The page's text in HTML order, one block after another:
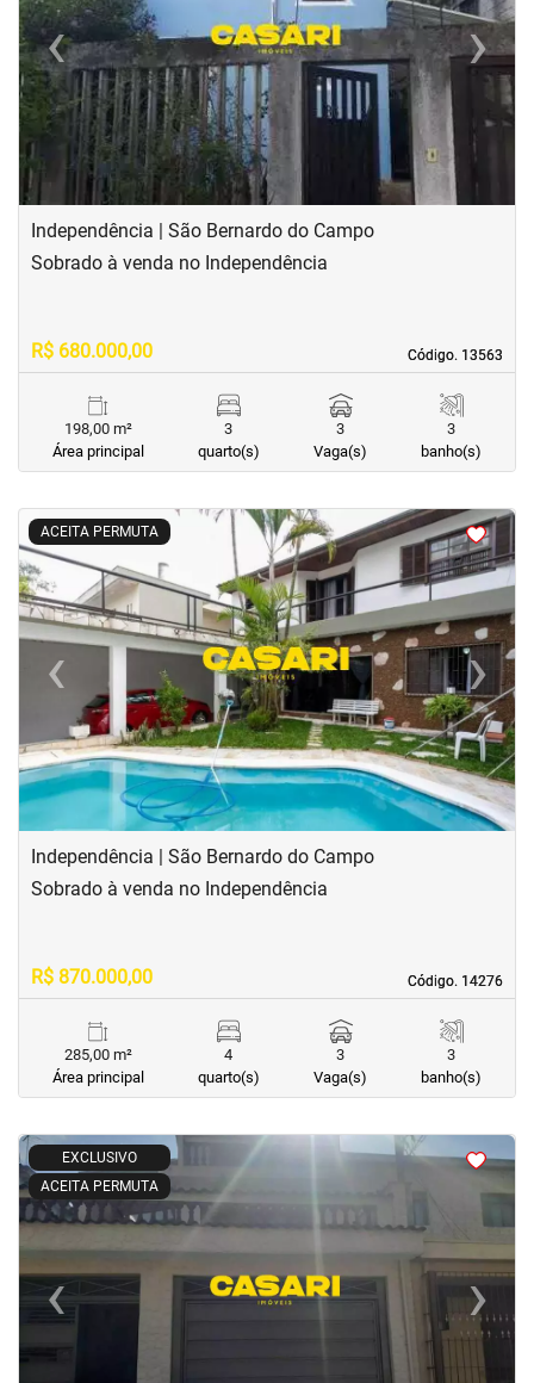
‹Previous ›Next
Independência | São Bernardo do Campo
Código. 13563
Código. 13563
Sobrado à venda no Independência
R$ 680.000,00
198,00 m²
Área principal
3
quarto(s)
3
Vaga(s)
3
banho(s)
ACEITA PERMUTA
<<<
‹Previous ›Next
Independência | São Bernardo do Campo
Código. 14276
Código. 14276
Sobrado à venda no Independência
R$ 870.000,00
285,00 m²
Área principal
4
quarto(s)
3
Vaga(s)
3
banho(s)
EXCLUSIVO
ACEITA PERMUTA
<<<<
‹Previous ›Next